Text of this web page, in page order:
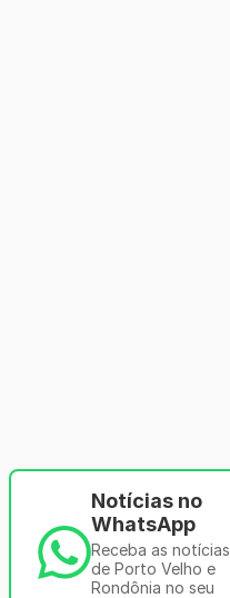
Notícias no
WhatsApp
Receba as notícias
de Porto Velho e
Rondônia no seu